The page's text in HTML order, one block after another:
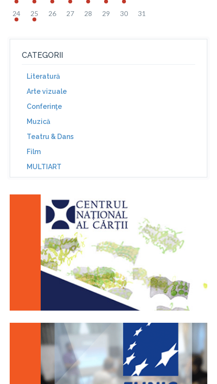
24 25 26 27 28 29 30 31
CATEGORII
Literatură
Arte vizuale
Conferinţe
Muzică
Teatru & Dans
Film
MULTIART